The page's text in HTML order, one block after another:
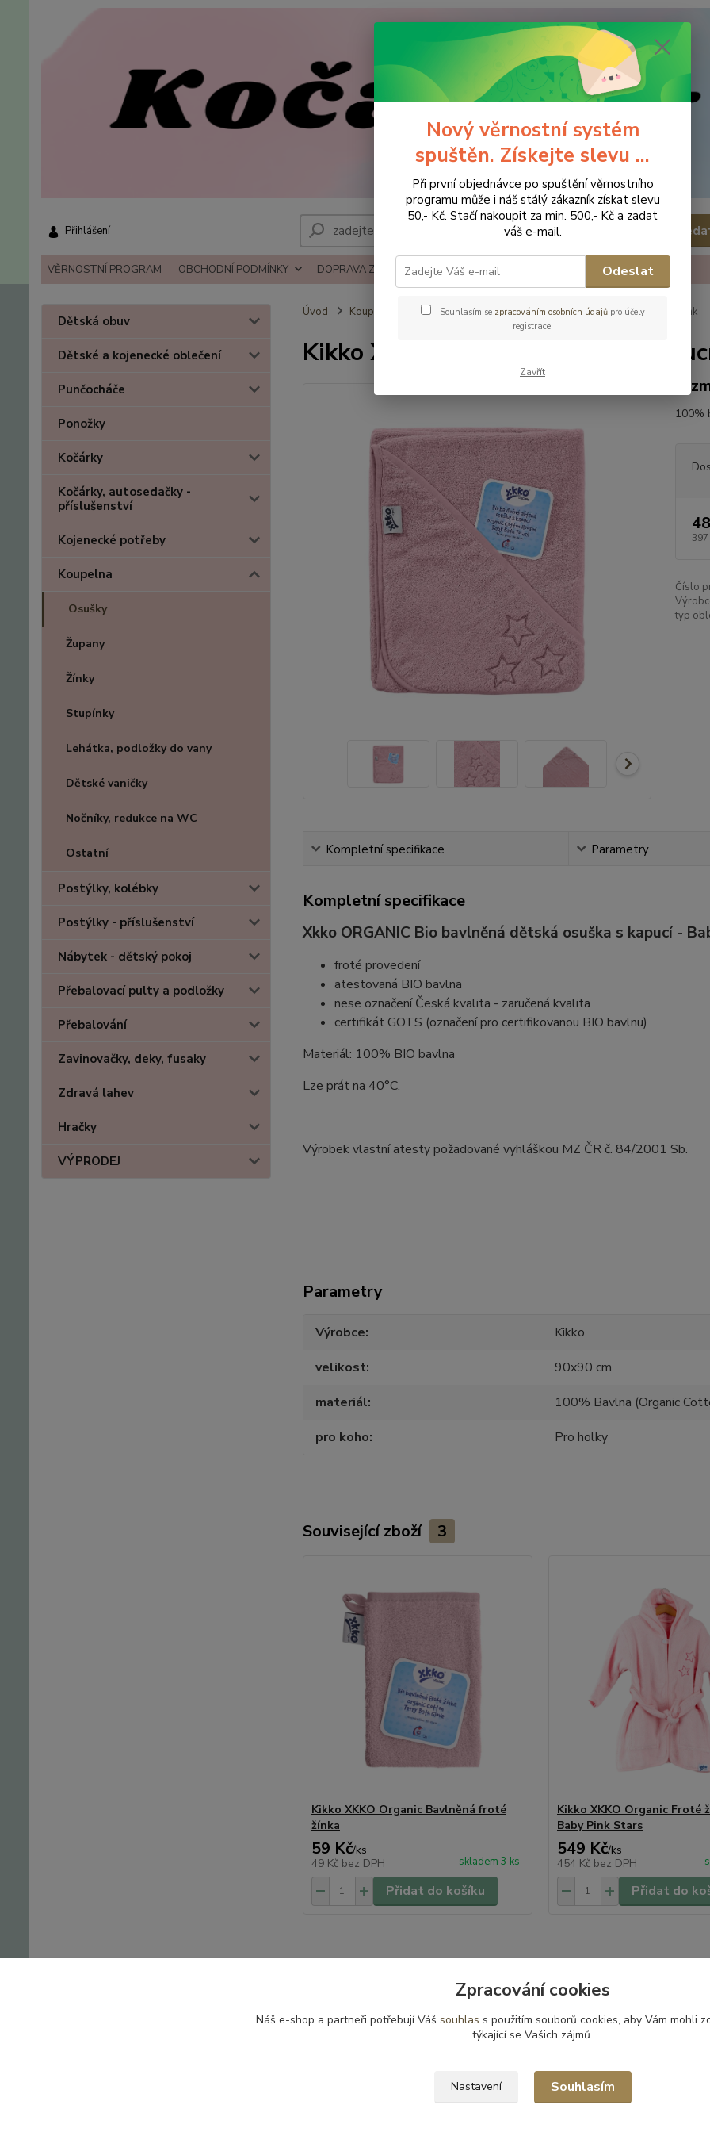
VĚRNOSTNÍ PROGRAM OBCHODNÍ PODMÍNKY DOPRAVA ZBOŽÍ REKLAMACE A VRÁCENÍ ZBOŹÍ KONTAKTY
Přihlášení
Dětská obuv
Dětské a kojenecké oblečení
Punčocháče
Ponožky
Kočárky
Kočárky, autosedačky -
příslušenství
Kojenecké potřeby
Koupelna
Osušky
Župany
Žínky
Stupínky
Lehátka, podložky do vany
Dětské vaničky
Nočníky, redukce na WC
Ostatní
Postýlky, kolébky
Postýlky - příslušenství
Nábytek - dětský pokoj
Přebalovací pulty a podložky
Přebalování
Zavinovačky, deky, fusaky
Zdravá lahev
Hračky
VÝPRODEJ
Úvod Koupelna Osušky Kikko XKKO Organic Osuška s kapucí - Baby Pink
Kikko XKKO Organic Osuška s
100%
397
Číslo
typ
Kompletní specifikace Parametry
Kompletní specifikace
Xkko ORGANIC Bio bavlněná dětská osuška s kapucí -
froté provedení
atestovaná BIO bavlna
nese označení Česká kvalita - zaručená kvalita
certifikát GOTS (označení pro certifikovanou BIO bavlnu)
Materiál: 100% BIO bavlna
Lze prát na 40°C.
Výrobek vlastní atesty požadované vyhláškou MZ ČR č. 84/2001 Sb.
Parametry
Výrobce
Kikko
velikost
90x90 cm
materiál
100% Bavlna (Organic
pro koho
Pro holky
Související zboží 3
Kikko XKKO Organic Bavlněná froté
žínka
59 Kč/ks
49 Kč bez DPH skladem 3 ks
Přidat do košíku
Kikko XKKO Organic Froté
Baby Pink Stars
549 Kč/ks
454 Kč bez DPH
Přidat do
Zboží zařazeno v kategoriích
Osušky
Nový věrnostní systém
spuštěn. Získejte slevu ...
Při první objednávce po spuštění věrnostního
programu může i náš stálý zákazník získat slevu
50,- Kč. Stačí nakoupit za min. 500,- Kč a zadat
váš e-mail.
Odeslat
Souhlasím se zpracováním osobních údajůpro účely
registrace.
Zavřít
Zpracování cookies
Náš e-shop a partneři potřebují Váš souhlas s použitím souborů cookies, aby Vám mohli
týkající se Vašich zájmů.
Nastavení Souhlasím